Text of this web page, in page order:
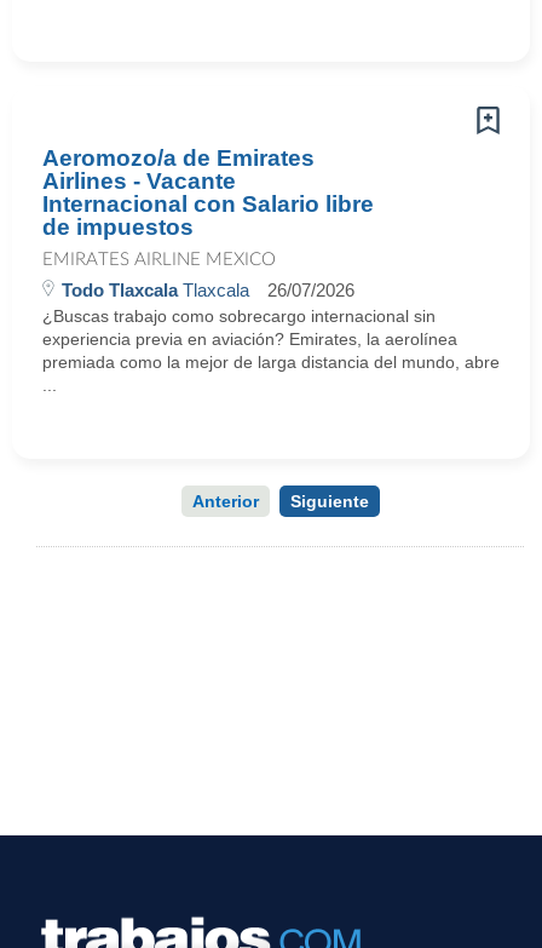
Aeromozo/a de Emirates
Airlines - Vacante
Internacional con Salario libre
de impuestos
EMIRATES AIRLINE MEXICO
Todo TlaxcalaTlaxcala 26/07/2026
¿Buscas trabajo como sobrecargo internacional sin
experiencia previa en aviación? Emirates, la aerolínea
premiada como la mejor de larga distancia del mundo, abre
Anterior Siguiente